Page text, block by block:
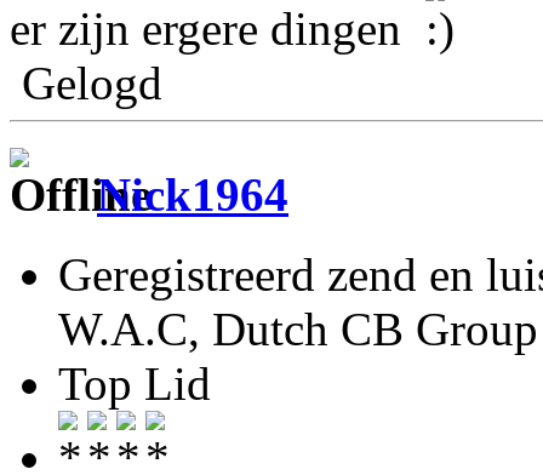
er zijn ergere dingen
Gelogd
Nick1964
Geregistreerd zend en
W.A.C, Dutch CB
Top Lid